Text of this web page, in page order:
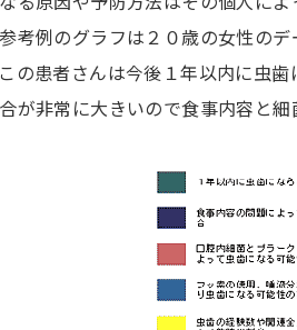
考例のグラフは２０歳の女性の
の患者さんは今後１年以内に虫
が非常に大きいので食事内容と